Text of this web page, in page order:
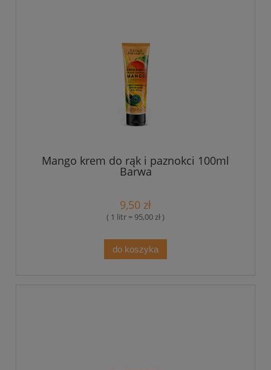
Mango krem do rąk i paznokci 100ml
Barwa
9,50 zł
( 1 litr = 95,00 zł )
do koszyka